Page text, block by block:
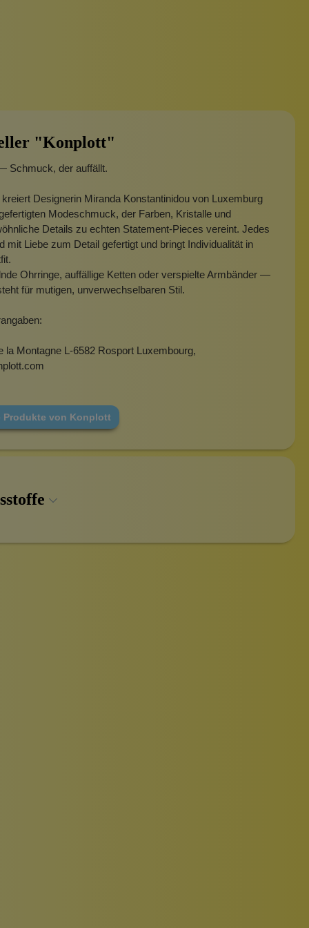
Broschen
"Konplott"
Schmuck, der auffällt.
Designerin Miranda Konstantinidou von Luxemburg
Modeschmuck, der Farben, Kristalle und
Details zu echten Statement-Pieces vereint. Jedes
mit Liebe zum Detail gefertigt und bringt Individualität in
Ohrringe, auffällige Ketten oder verspielte Armbänder —
für mutigen, unverwechselbaren Stil.
la Montagne L-6582 Rosport Luxembourg,
Produkte von Konplott